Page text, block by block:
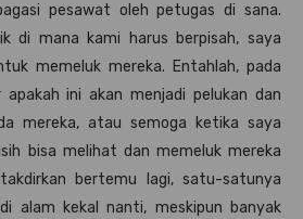
pesawat oleh petugas di sana.
di mana kami harus berpisah, saya
memeluk mereka. Entahlah, pada
ini akan menjadi pelukan dan
mereka, atau semoga ketika saya
bisa melihat dan memeluk mereka
bertemu lagi, satu-satunya
alam kekal nanti, meskipun banyak